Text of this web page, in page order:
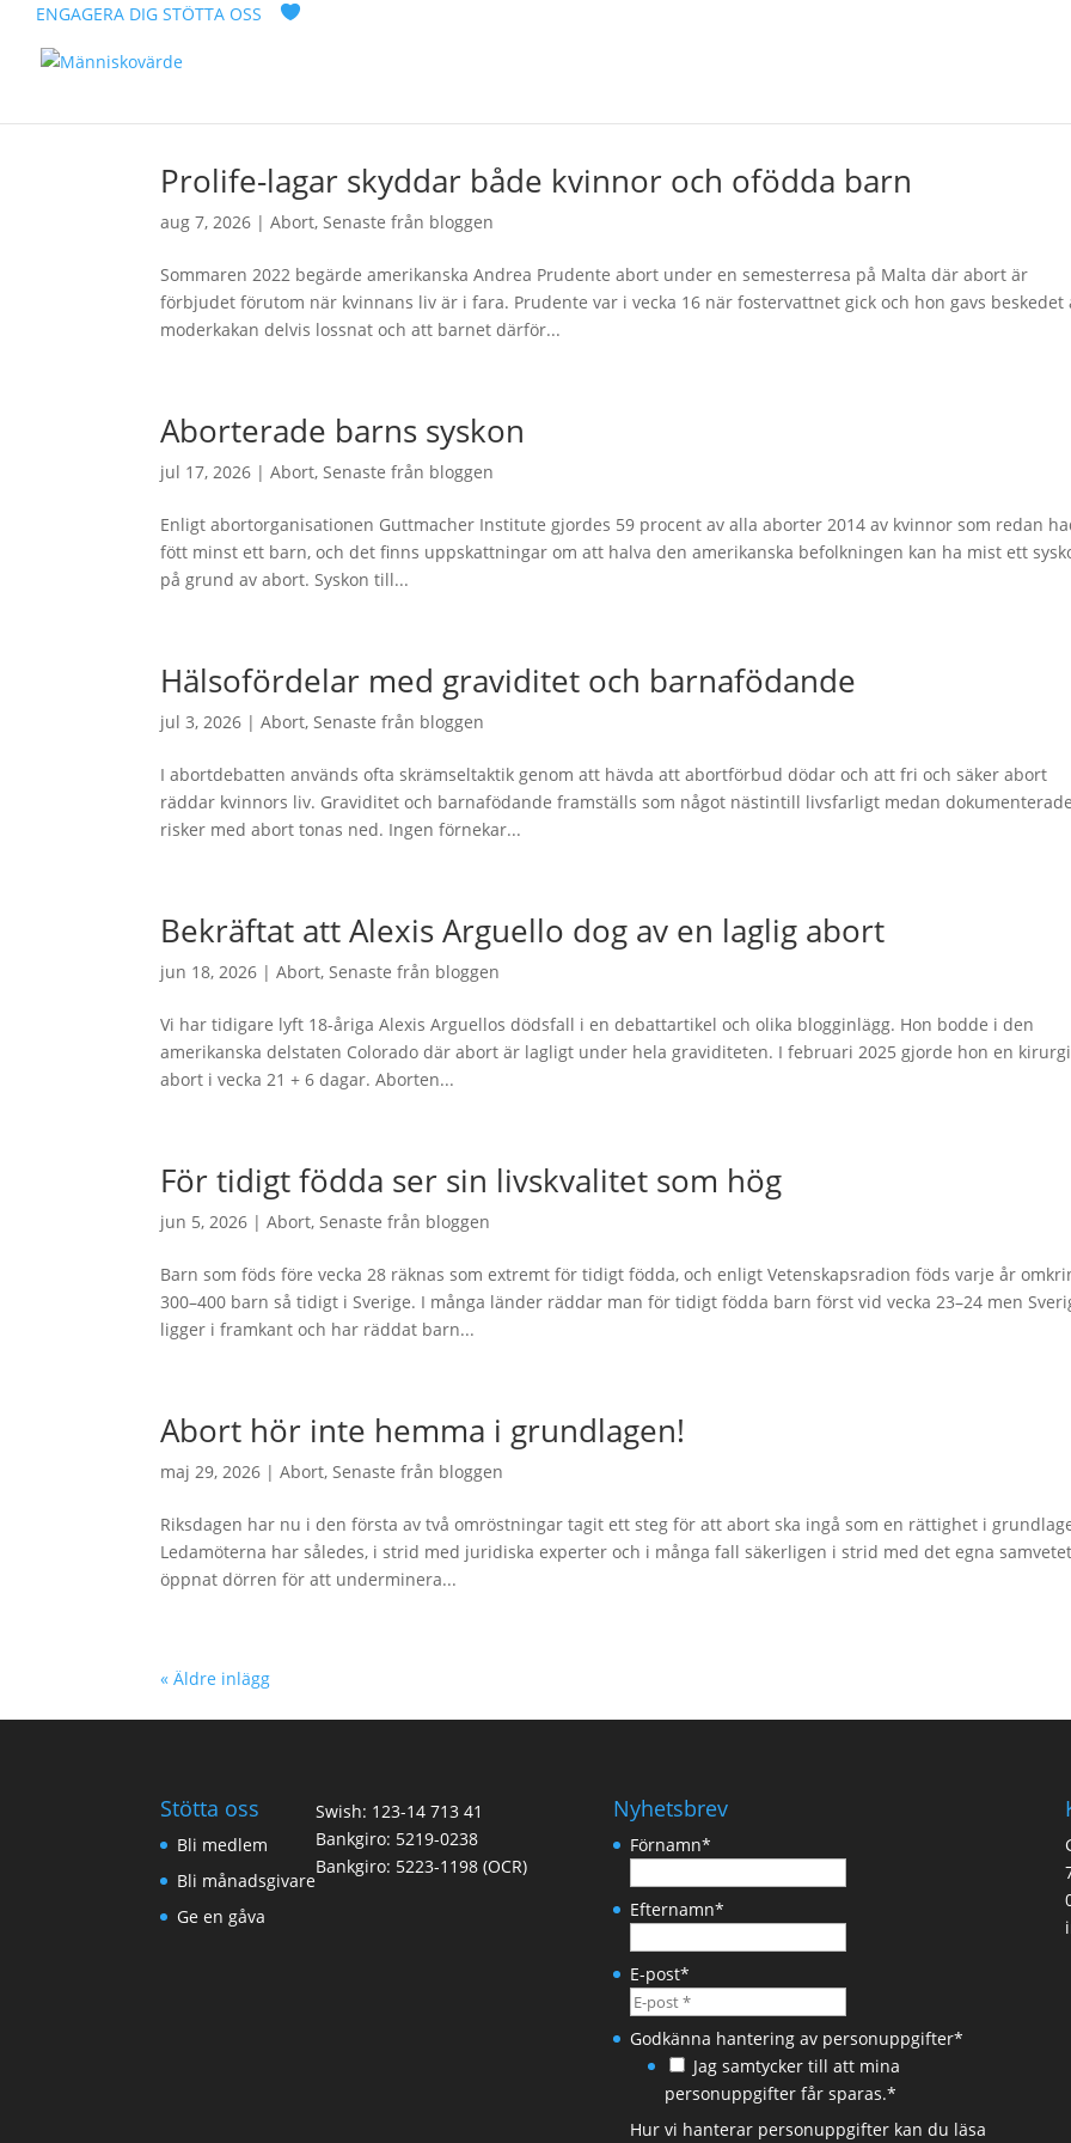
ENGAGERA DIG STÖTTA OSS
Prolife-lagar skyddar både kvinnor och ofödda barn
aug 7, 2026 |Abort,Senaste från bloggen
Sommaren 2022 begärde amerikanska Andrea Prudente abort under en semesterresa på Malta där abort är
förbjudet förutom när kvinnans liv är i fara. Prudente var i vecka 16 när fostervattnet gick och hon gavs beskedet
moderkakan delvis lossnat och att barnet därför...
Aborterade barns syskon
jul 17, 2026 |Abort,Senaste från bloggen
Enligt abortorganisationen Guttmacher Institute gjordes 59 procent av alla aborter 2014 av kvinnor som redan
fött minst ett barn, och det finns uppskattningar om att halva den amerikanska befolkningen kan ha mist ett
på grund av abort. Syskon till...
Hälsofördelar med graviditet och barnafödande
jul 3, 2026 |Abort,Senaste från bloggen
I abortdebatten används ofta skrämseltaktik genom att hävda att abortförbud dödar och att fri och säker abort
räddar kvinnors liv. Graviditet och barnafödande framställs som något nästintill livsfarligt medan dokumenterade
risker med abort tonas ned. Ingen förnekar...
Bekräftat att Alexis Arguello dog av en laglig abort
jun 18, 2026 |Abort,Senaste från bloggen
Vi har tidigare lyft 18-åriga Alexis Arguellos dödsfall i en debattartikel och olika blogginlägg. Hon bodde i den
amerikanska delstaten Colorado där abort är lagligt under hela graviditeten. I februari 2025 gjorde hon en
abort i vecka 21 + 6 dagar. Aborten...
För tidigt födda ser sin livskvalitet som hög
jun 5, 2026 |Abort,Senaste från bloggen
Barn som föds före vecka 28 räknas som extremt för tidigt födda, och enligt Vetenskapsradion föds varje år
300–400 barn så tidigt i Sverige. I många länder räddar man för tidigt födda barn först vid vecka 23–24 men
ligger i framkant och har räddat barn...
Abort hör inte hemma i grundlagen!
maj 29, 2026 |Abort,Senaste från bloggen
Riksdagen har nu i den första av två omröstningar tagit ett steg för att abort ska ingå som en rättighet i
Ledamöterna har således, i strid med juridiska experter och i många fall säkerligen i strid med det egna
öppnat dörren för att underminera...
« Äldre inlägg
Stötta oss
Bli medlem
Bli månadsgivare
Ge en gåva
Swish: 123-14 713 41
Bankgiro: 5219-0238
Bankgiro: 5223-1198 (OCR)
Nyhetsbrev
Förnamn*
Efternamn*
E-post*
Godkänna hantering av personuppgifter*
Jag samtycker till att mina
personuppgifter får sparas.*
Hur vi hanterar personuppgifter kan du läsa